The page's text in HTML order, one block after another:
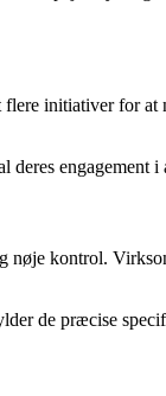
initiativer for
deres
kontrol.
de præcise